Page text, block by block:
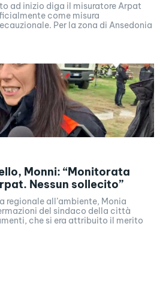
ad inizio diga il misuratore Arpat
come misura
Per la zona di Ansedonia
Monni: “Monitorata
Nessun sollecito”
regionale all’ambiente, Monia
del sindaco della città
che si era attribuito il merito